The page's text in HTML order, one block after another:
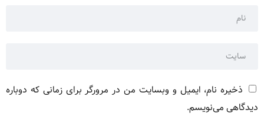
ذخیره نام، ایمیل و وبسایت من در مرورگر برای زمانی که دوباره
دیدگاهی می‌نویسم.